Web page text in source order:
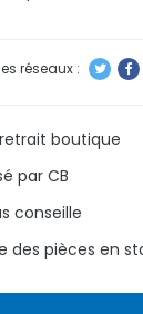
boutique
par CB
conseille
des pièces en